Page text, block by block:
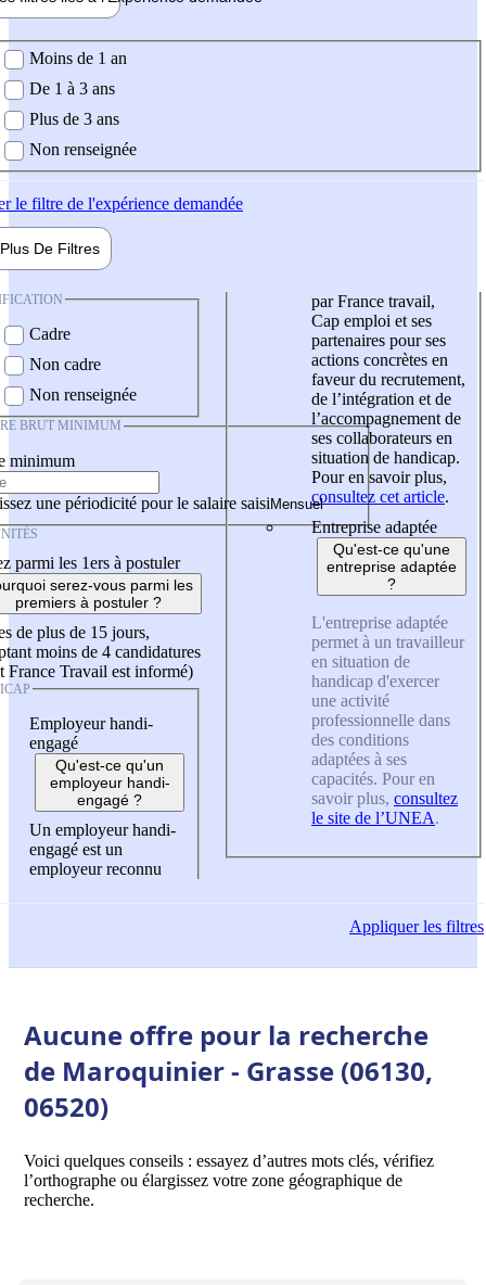
demandée
Moins de 1 an
De 1 à 3 ans
Plus de 3 ans
Non renseignée
le filtre de l'expérience demandée
Plus De Filtres
Cadre
Non cadre
Non renseignée
BRUT MINIMUM
minimum
une périodicité pour le salaire saisi
parmi les 1ers à postuler
serez-vous parmi les
premiers à postuler ?
de plus de 15 jours,
moins de 4 candidatures
France Travail est informé)
Employeur handi-
engagé
Qu'est-ce qu'un
employeur handi-
engagé ?
Un employeur handi-
engagé est un
employeur reconnu
par France travail,
Cap emploi et ses
partenaires pour ses
actions concrètes en
faveur du recrutement,
de l’intégration et de
l’accompagnement de
ses collaborateurs en
situation de handicap.
Pour en savoir plus,
consultez cet article.
Entreprise adaptée
Qu'est-ce qu'une
entreprise adaptée
?
L'entreprise adaptée
permet à un travailleur
en situation de
handicap d'exercer
une activité
professionnelle dans
des conditions
adaptées à ses
capacités. Pour en
savoir plus, consultez
le site de l’UNEA.
Appliquerles filtres
Aucune offre pour la recherche
de Maroquinier - Grasse (06130,
06520)
Voici quelques conseils : essayez d’autres mots clés, vérifiez
l’orthographe ou élargissez votre zone géographique de
recherche.